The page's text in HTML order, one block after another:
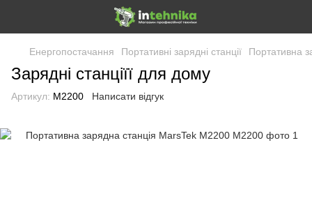
Енергопостачання Портативні зарядні станції Портативна
Зарядні станціїї для дому
Артикул: M2200 Написати відгук